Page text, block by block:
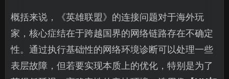
概括来说，《英雄联盟》的连接问题对于海外玩
家，核心症结在于跨越国界的网络链路存在不确定
性。通过执行基础性的网络环境诊断可以处理一些
表层故障，但若要实现本质上的优化，特别是为了